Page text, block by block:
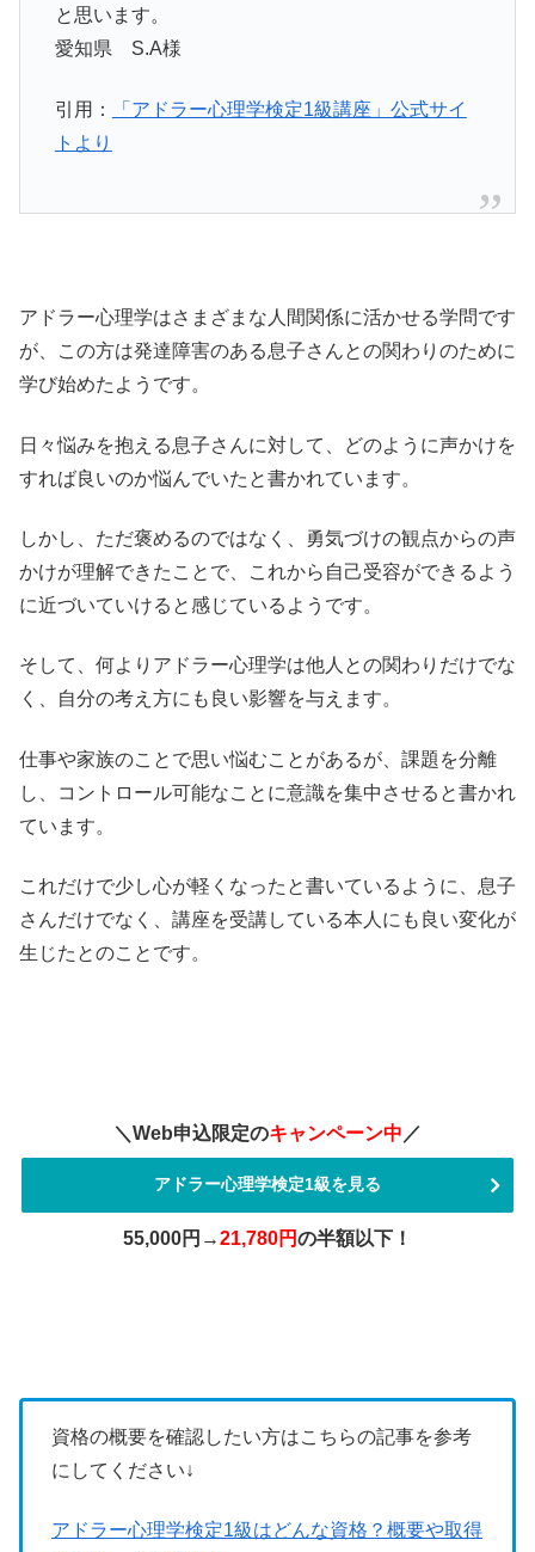
と思います。
愛知県 S.A様
引用：
「アドラー心理学検定1級講座」公式サイ
トより
アドラー心理学はさまざまな人間関係に活かせる学問です
が、この方は発達障害のある息子さんとの関わりのために
学び始めたようです。
日々悩みを抱える息子さんに対して、どのように声かけを
すれば良いのか悩んでいたと書かれています。
しかし、ただ褒めるのではなく、勇気づけの観点からの声
かけが理解できたことで、これから自己受容ができるよう
に近づいていけると感じているようです。
そして、何よりアドラー心理学は他人との関わりだけでな
く、自分の考え方にも良い影響を与えます。
仕事や家族のことで思い悩むことがあるが、課題を分離
し、コントロール可能なことに意識を集中させると書かれ
ています。
これだけで少し心が軽くなったと書いているように、息子
さんだけでなく、講座を受講している本人にも良い変化が
生じたとのことです。
＼Web申込限定のキャンペーン中 ／
アドラー心理学検定1級を見る
55,000円→21,780円の半額以下！
資格の概要を確認したい方はこちらの記事を参考
にしてください↓
アドラー心理学検定1級はどんな資格？概要や取得